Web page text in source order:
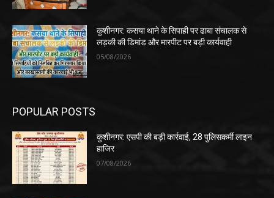
कुशीनगर: कसया थाने के सिपाही पर ढाबा संचालक से
लड़की की डिमांड और मारपीट पर बड़ी कार्यवाही
05/08/2026
POPULAR POSTS
कुशीनगर: एसपी की बड़ी कार्रवाई, 28 पुलिसकर्मी लाइन
हाजिर
07/08/2026